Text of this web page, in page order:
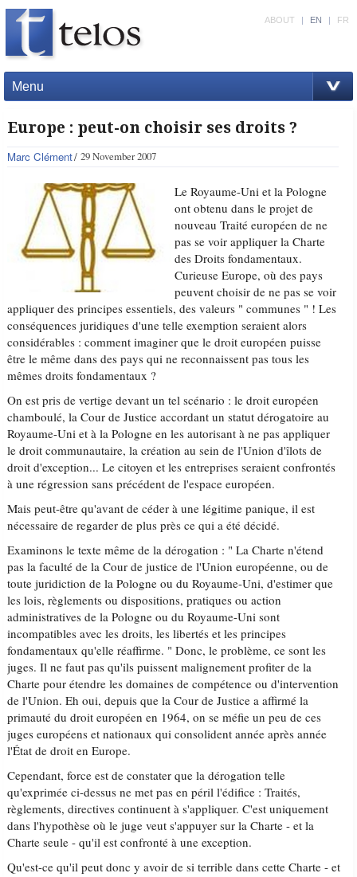
Menu
ABOUT | EN | FR
Europe : peut-on choisir ses droits ?
Marc Clément 29 November 2007
Le Royaume-Uni et la Pologne
ont obtenu dans le projet de
nouveau Traité européen de ne
pas se voir appliquer la Charte
des Droits fondamentaux.
Curieuse Europe, où des pays
peuvent choisir de ne pas se voir
appliquer des principes essentiels, des valeurs " communes " ! Les
conséquences juridiques d'une telle exemption seraient alors
considérables : comment imaginer que le droit européen puisse
être le même dans des pays qui ne reconnaissent pas tous les
mêmes droits fondamentaux ?
On est pris de vertige devant un tel scénario : le droit européen
chamboulé, la Cour de Justice accordant un statut dérogatoire au
Royaume-Uni et à la Pologne en les autorisant à ne pas appliquer
le droit communautaire, la création au sein de l'Union d'îlots de
droit d'exception... Le citoyen et les entreprises seraient confrontés
à une régression sans précédent de l'espace européen.
Mais peut-être qu'avant de céder à une légitime panique, il est
nécessaire de regarder de plus près ce qui a été décidé.
Examinons le texte même de la dérogation : " La Charte n'étend
pas la faculté de la Cour de justice de l'Union européenne, ou de
toute juridiction de la Pologne ou du Royaume-Uni, d'estimer que
les lois, règlements ou dispositions, pratiques ou action
administratives de la Pologne ou du Royaume-Uni sont
incompatibles avec les droits, les libertés et les principes
fondamentaux qu'elle réaffirme. " Donc, le problème, ce sont les
juges. Il ne faut pas qu'ils puissent malignement profiter de la
Charte pour étendre les domaines de compétence ou d'intervention
de l'Union. Eh oui, depuis que la Cour de Justice a affirmé la
primauté du droit européen en 1964, on se méfie un peu de ces
juges européens et nationaux qui consolident année après année
l'État de droit en Europe.
Cependant, force est de constater que la dérogation telle
qu'exprimée ci-dessus ne met pas en péril l'édifice : Traités,
règlements, directives continuent à s'appliquer. C'est uniquement
dans l'hypothèse où le juge veut s'appuyer sur la Charte - et la
Charte seule - qu'il est confronté à une exception.
Qu'est-ce qu'il peut donc y avoir de si terrible dans cette Charte - et